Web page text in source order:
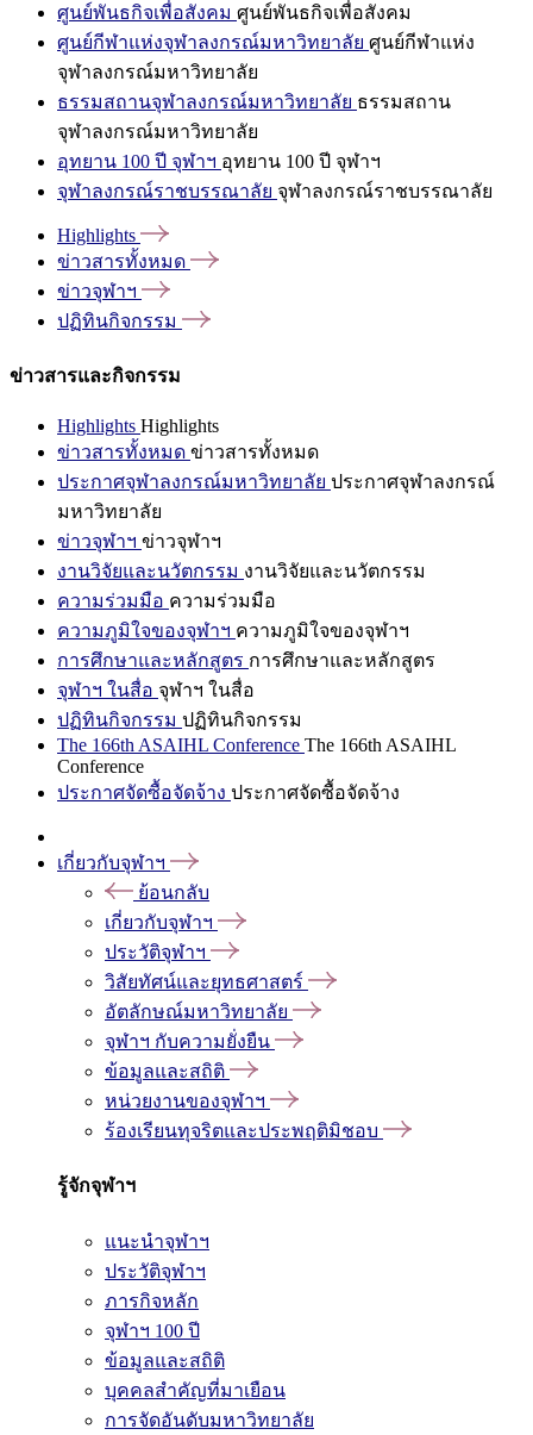
ศูนย์พันธกิจเพื่อสังคม ศูนย์พันธกิจเพื่อสังคม
ศูนย์กีฬาแห่งจุฬาลงกรณ์มหาวิทยาลัย ศูนย์กีฬาแห่ง
จุฬาลงกรณ์มหาวิทยาลัย
ธรรมสถานจุฬาลงกรณ์มหาวิทยาลัย ธรรมสถาน
จุฬาลงกรณ์มหาวิทยาลัย
อุทยาน 100 ปี จุฬาฯ อุทยาน 100 ปี จุฬาฯ
จุฬาลงกรณ์ราชบรรณาลัย จุฬาลงกรณ์ราชบรรณาลัย
Highlights
ข่าวสารทั้งหมด
ข่าวจุฬาฯ
ปฏิทินกิจกรรม
ข่าวสารและกิจกรรม
Highlights Highlights
ข่าวสารทั้งหมด ข่าวสารทั้งหมด
ประกาศจุฬาลงกรณ์มหาวิทยาลัย ประกาศจุฬาลงกรณ์
มหาวิทยาลัย
ข่าวจุฬาฯ ข่าวจุฬาฯ
งานวิจัยและนวัตกรรม งานวิจัยและนวัตกรรม
ความร่วมมือ ความร่วมมือ
ความภูมิใจของจุฬาฯ ความภูมิใจของจุฬาฯ
การศึกษาและหลักสูตร การศึกษาและหลักสูตร
จุฬาฯ ในสื่อ จุฬาฯ ในสื่อ
ปฏิทินกิจกรรม ปฏิทินกิจกรรม
The 166th ASAIHL Conference The 166th ASAIHL
Conference
ประกาศจัดซื้อจัดจ้าง ประกาศจัดซื้อจัดจ้าง
เกี่ยวกับจุฬาฯ
ย้อนกลับ
เกี่ยวกับจุฬาฯ
ประวัติจุฬาฯ
วิสัยทัศน์และยุทธศาสตร์
อัตลักษณ์มหาวิทยาลัย
จุฬาฯ กับความยั่งยืน
ข้อมูลและสถิติ
หน่วยงานของจุฬาฯ
ร้องเรียนทุจริตและประพฤติมิชอบ
รู้จักจุฬาฯ
แนะนำจุฬาฯ
ประวัติจุฬาฯ
ภารกิจหลัก
จุฬาฯ 100 ปี
ข้อมูลและสถิติ
บุคคลสำคัญที่มาเยือน
การจัดอันดับมหาวิทยาลัย